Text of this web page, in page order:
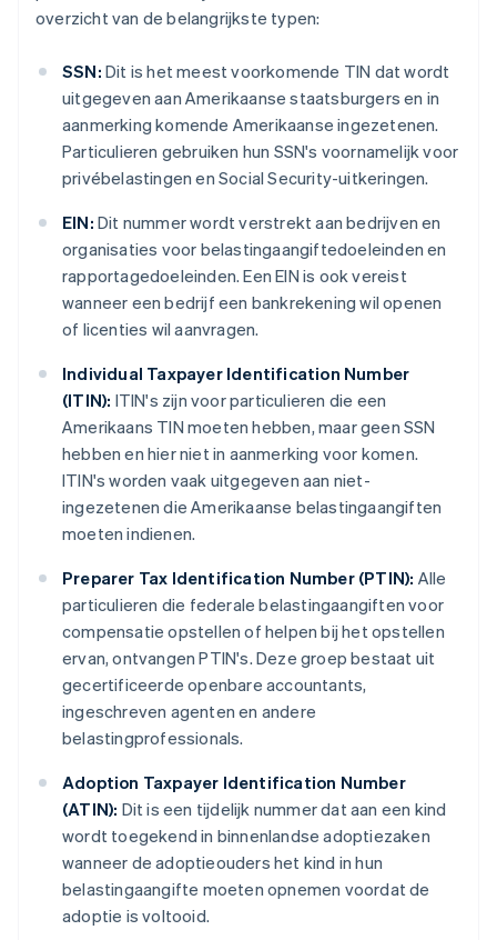
overzicht van de belangrijkste typen:
SSN: Dit is het meest voorkomende TIN dat wordt
uitgegeven aan Amerikaanse staatsburgers en in
aanmerking komende Amerikaanse ingezetenen.
Particulieren gebruiken hun SSN's voornamelijk voor
privébelastingen en Social Security-uitkeringen.
EIN: Dit nummer wordt verstrekt aan bedrijven en
organisaties voor belastingaangiftedoeleinden en
rapportagedoeleinden. Een EIN is ook vereist
wanneer een bedrijf een bankrekening wil openen
of licenties wil aanvragen.
Individual Taxpayer Identification Number
(ITIN): ITIN's zijn voor particulieren die een
Amerikaans TIN moeten hebben, maar geen SSN
hebben en hier niet in aanmerking voor komen.
ITIN's worden vaak uitgegeven aan niet-
ingezetenen die Amerikaanse belastingaangiften
moeten indienen.
Preparer Tax Identification Number (PTIN): Alle
particulieren die federale belastingaangiften voor
compensatie opstellen of helpen bij het opstellen
ervan, ontvangen PTIN's. Deze groep bestaat uit
gecertificeerde openbare accountants,
ingeschreven agenten en andere
belastingprofessionals.
Adoption Taxpayer Identification Number
(ATIN): Dit is een tijdelijk nummer dat aan een kind
wordt toegekend in binnenlandse adoptiezaken
wanneer de adoptieouders het kind in hun
belastingaangifte moeten opnemen voordat de
adoptie is voltooid.